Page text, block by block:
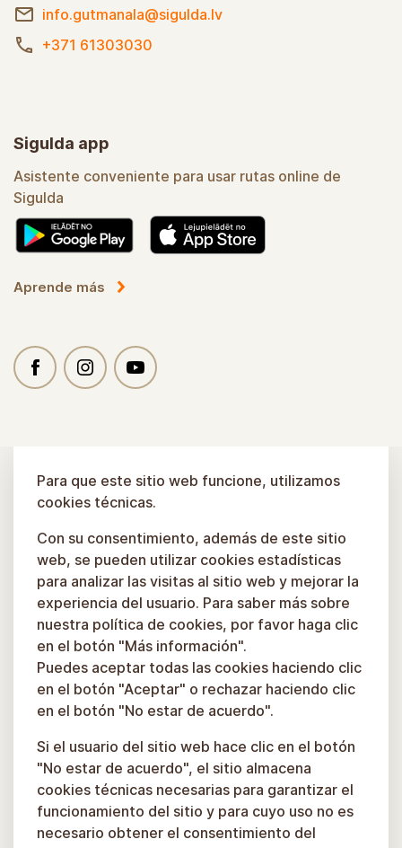
info.gutmanala@sigulda.lv
+371 61303030
Sigulda app
Asistente conveniente para usar rutas online de
Sigulda
Aprende más
Para que este sitio web funcione, utilizamos
cookies técnicas.
Con su consentimiento, además de este sitio
web, se pueden utilizar cookies estadísticas
para analizar las visitas al sitio web y mejorar la
experiencia del usuario. Para saber más sobre
nuestra política de cookies, por favor haga clic
en el botón "Más información".
Puedes aceptar todas las cookies haciendo clic
en el botón "Aceptar" o rechazar haciendo clic
en el botón "No estar de acuerdo".
Si el usuario del sitio web hace clic en el botón
"No estar de acuerdo", el sitio almacena
cookies técnicas necesarias para garantizar el
funcionamiento del sitio y para cuyo uso no es
necesario obtener el consentimiento del